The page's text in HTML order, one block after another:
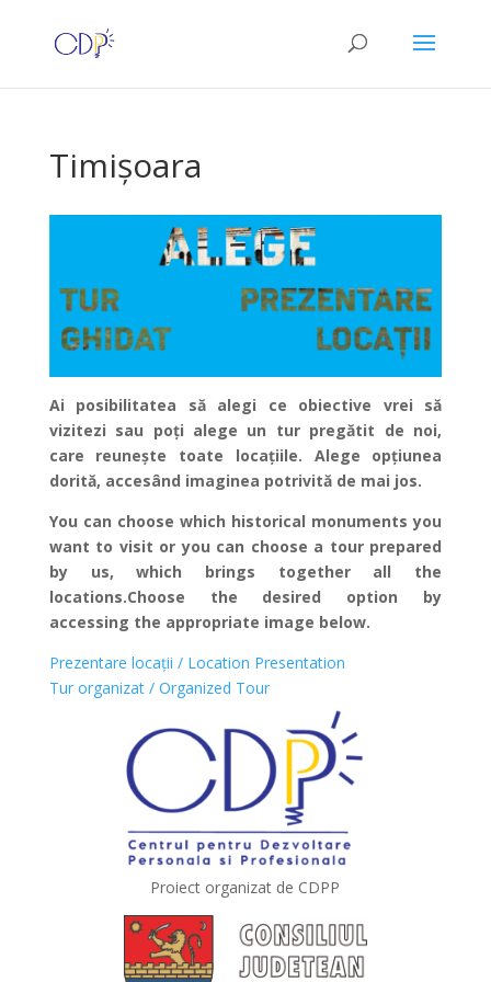
Timișoara
Ai posibilitatea să alegi ce obiective vrei să
vizitezi sau poți alege un tur pregătit de noi,
care reunește toate locațiile. Alege opțiunea
dorită, accesând imaginea potrivită de mai jos.
You can choose which historical monuments you
want to visit or you can choose a tour prepared
by us, which brings together all the
locations.Choose the desired option by
accessing the appropriate image below.
Prezentare locații / Location Presentation
Tur organizat / Organized Tour
Proiect organizat de CDPP